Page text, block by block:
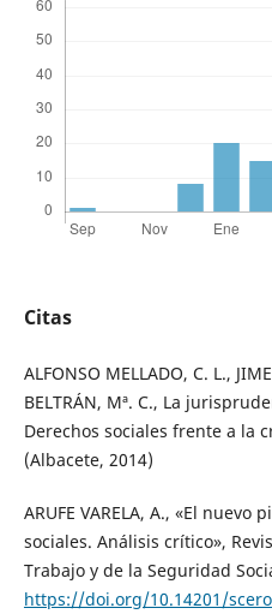
Citas
ALFONSO MELLADO, C. L.,
BELTRÁN, Mª. C., La
Derechos sociales frente a la
(Albacete, 2014)
ARUFE VARELA, A., «El
sociales. Análisis crítico»,
Trabajo y de la Seguridad
https://doi.org/10.14201/